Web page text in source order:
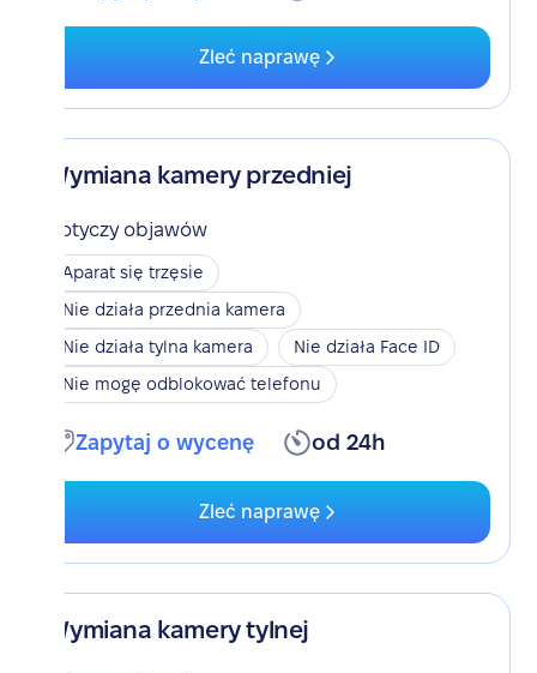
Zleć naprawę
Wymiana kamery przedniej
Dotyczy objawów
Aparat się trzęsie
Nie działa przednia kamera
Nie działa tylna kamera
Nie działa Face ID
Nie mogę odblokować telefonu
Zapytaj o wycenę od 24h
Zleć naprawę
Wymiana kamery tylnej